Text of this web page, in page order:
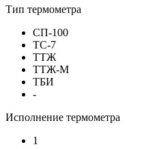
Тип термометра
СП-100
ТС-7
ТТЖ
ТТЖ-М
ТБИ
-
Исполнение термометра
1